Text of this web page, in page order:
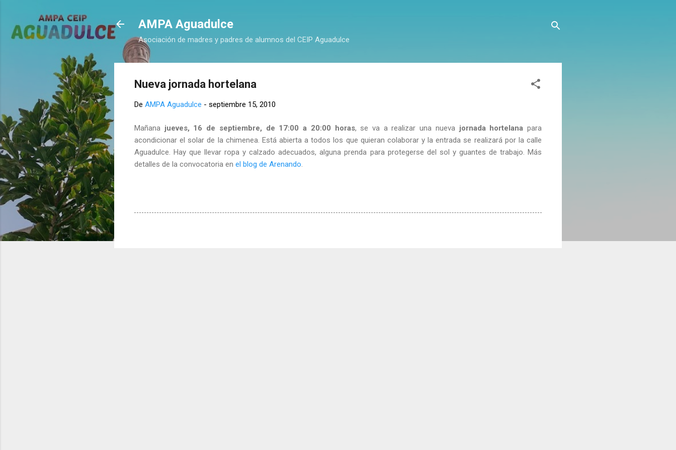
AMPA Aguadulce
Asociación de madres y padres de alumnos del CEIP Aguadulce
Nueva jornada hortelana
De AMPA Aguadulce - septiembre 15, 2010
Mañana jueves, 16 de septiembre, de 17:00 a 20:00 horas, se va a realizar una nueva jornada hortelana para
acondicionar el solar de la chimenea. Está abierta a todos los que quieran colaborar y la entrada se realizará por la calle
Aguadulce. Hay que llevar ropa y calzado adecuados, alguna prenda para protegerse del sol y guantes de trabajo. Más
detalles de la convocatoria en el blog de Arenando